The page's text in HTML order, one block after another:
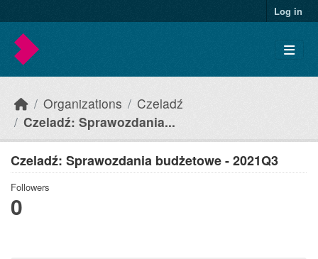
Log in
Organizations
Czeladź
Czeladź: Sprawozdania...
Czeladź: Sprawozdania budżetowe - 2021Q3
Followers
0